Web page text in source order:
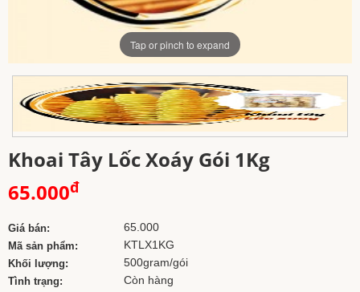
Tap or pinch to expand
Khoai Tây Lốc Xoáy Gói 1Kg
65.000đ
Giá bán: 65.000
Mã sản phẩm: KTLX1KG
Khối lượng: 500gram/gói
Tình trạng: Còn hàng